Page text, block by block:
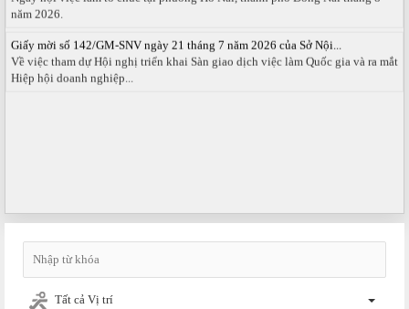
năm 2026.
Về việc tham dự Hội nghị triển khai Sàn giao dịch việc làm Quốc gia và ra mắt
Hiệp hội doanh nghiệp...
Tất cả Vị trí